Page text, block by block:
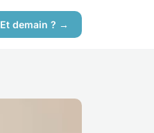
Et demain ? →